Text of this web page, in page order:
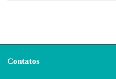
Contatos